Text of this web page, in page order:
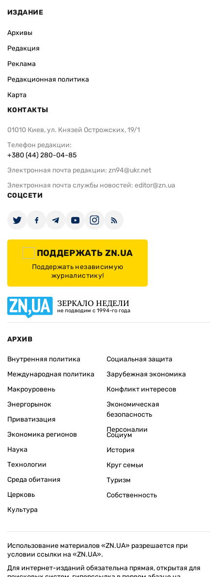
ИЗДАНИЕ
Архивы
Редакция
Реклама
Редакционная политика
Карта
КОНТАКТЫ
01010 Киев, ул. Князей Острожских, 19/1
Телефон редакции:
+380 (44) 280-04-85
Электронная почта редакции: zn94@ukr.net
Электронная почта службы новостей: editor@zn.ua
СОЦСЕТИ
ПОДДЕРЖАТЬ ZN.UA
Поддержать независимую
журналистику!
ЗЕРКАЛО НЕДЕЛИ
не подводим с 1994-го года
АРХИВ
Внутренняя политика
Международная политика
Макроуровень
Энергорынок
Приватизация
Экономика регионов
Социальная защита
Зарубежная экономика
Конфликт интересов
Экономическая
безопасность
Персоналии
Наука
Технологии
Среда обитания
Церковь
Культура
Социум
История
Круг семьи
Туризм
Собственность
Использование материалов «ZN.UA» разрешается при
условии ссылки на «ZN.UA».
Для интернет-изданий обязательна прямая, открытая для